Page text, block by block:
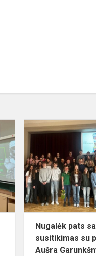
Buvę
Užupio
gimnazijos
mokiniai
pristatė
studijas
Karo
akad...
Nugalėk pats
susitikimas su
Aušra